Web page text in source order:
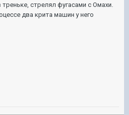
треньке, стрелял фугасами с Омахи.
два крита машин у него